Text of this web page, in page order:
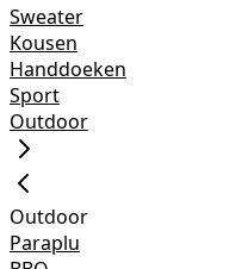
Sweater
Kousen
Handdoeken
Sport
Outdoor
Outdoor
Paraplu